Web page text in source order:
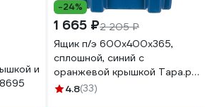
и
-24%
1 665 ₽2 205 ₽
Ящик п/э 600х400х365,
сплошной, синий с
оранжевой крышкой Тара.ру
18661
4.8(33)